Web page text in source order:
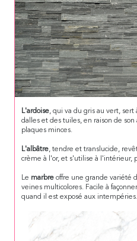
L'ardoise, qui va du gris au vert, sert
dalles et des tuiles, en raison de
plaques minces.
L'albâtre, tendre et translucide,
crème à l'or, et s'utilise à I'intérieur,
Le marbre offre une grande variété
veines multicolores. Facile à
quand il est exposé aux intempéries.